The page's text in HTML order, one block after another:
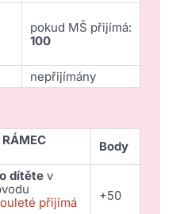
pokud MŠ přijímá:
100
nepřijímány
Body
dítěte v
přijímá
+50